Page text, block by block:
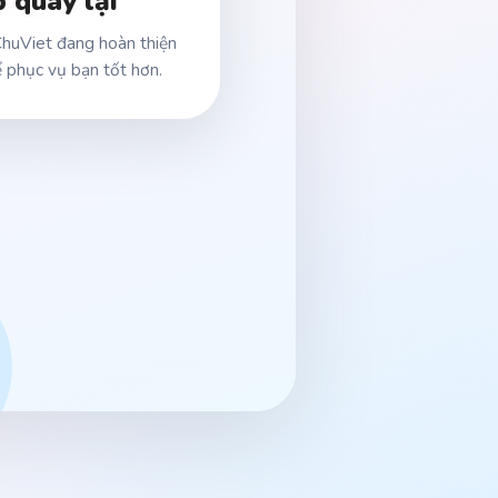
đang hoàn thiện
phục vụ bạn tốt hơn.